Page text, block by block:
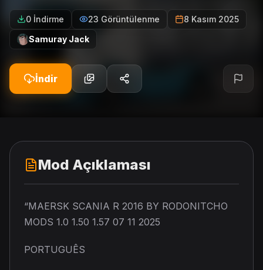
0 İndirme 23 Görüntülenme
8 Kasım 2025
Samuray Jack
İndir
Mod Açıklaması
“MAERSK SCANIA R 2016 BY RODONITCHO
MODS 1.0 1.50 1.57 07 11 2025
PORTUGUÊS